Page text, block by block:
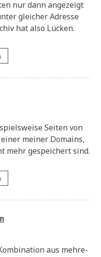
nur dann ange­zeigt
glei­cher Adres­se
hat also Lücken.
Sei­ten von
mei­ner Domains,
mehr gespei­chert sind.
aus meh­re­